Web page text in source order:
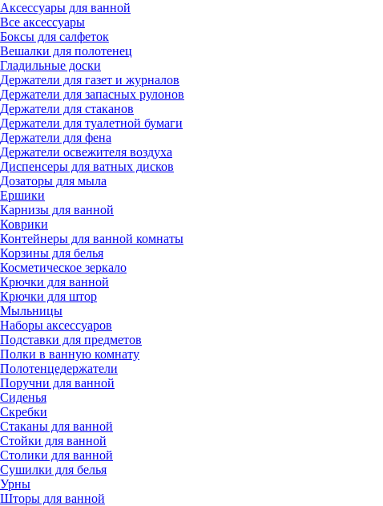
Аксессуары для ванной
Все аксессуары
Боксы для салфеток
Вешалки для полотенец
Гладильные доски
Держатели для газет и журналов
Держатели для запасных рулонов
Держатели для стаканов
Держатели для туалетной бумаги
Держатели для фена
Держатели освежителя воздуха
Диспенсеры для ватных дисков
Дозаторы для мыла
Ершики
Карнизы для ванной
Коврики
Контейнеры для ванной комнаты
Корзины для белья
Косметическое зеркало
Крючки для ванной
Крючки для штор
Мыльницы
Наборы аксессуаров
Подставки для предметов
Полки в ванную комнату
Полотенцедержатели
Поручни для ванной
Сиденья
Скребки
Стаканы для ванной
Стойки для ванной
Столики для ванной
Сушилки для белья
Урны
Шторы для ванной